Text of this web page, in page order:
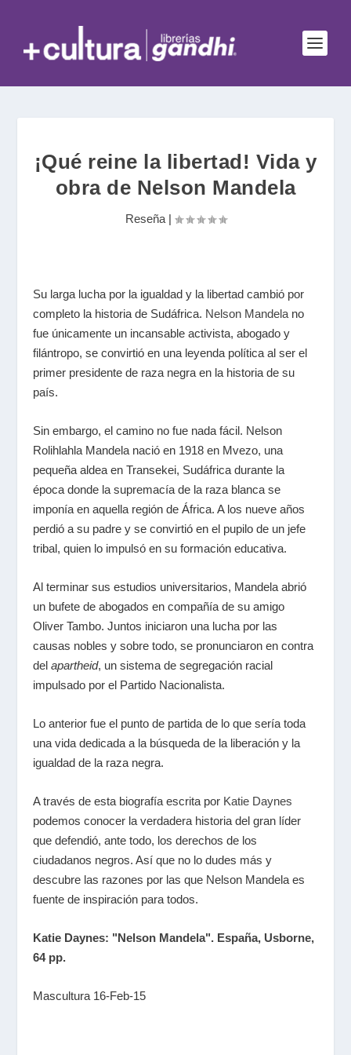
¡Qué reine la libertad! Vida y
obra de Nelson Mandela
Reseña|
Su larga lucha por la igualdad y la libertad cambió por
completo la historia de Sudáfrica. Nelson Mandela no
fue únicamente un incansable activista, abogado y
filántropo, se convirtió en una leyenda política al ser el
primer presidente de raza negra en la historia de su
país.
Sin embargo, el camino no fue nada fácil. Nelson
Rolihlahla Mandela nació en 1918 en Mvezo, una
pequeña aldea en Transekei, Sudáfrica durante la
época donde la supremacía de la raza blanca se
imponía en aquella región de África. A los nueve años
perdió a su padre y se convirtió en el pupilo de un jefe
tribal, quien lo impulsó en su formación educativa.
Al terminar sus estudios universitarios, Mandela abrió
un bufete de abogados en compañía de su amigo
Oliver Tambo. Juntos iniciaron una lucha por las
causas nobles y sobre todo, se pronunciaron en contra
delapartheid, un sistema de segregación racial
impulsado por el Partido Nacionalista.
Lo anterior fue el punto de partida de lo que sería toda
una vida dedicada a la búsqueda de la liberación y la
igualdad de la raza negra.
A través de esta biografía escrita por Katie Daynes
podemos conocer la verdadera historia del gran líder
que defendió, ante todo, los derechos de los
ciudadanos negros. Así que no lo dudes más y
descubre las razones por las que Nelson Mandela es
fuente de inspiración para todos.
Katie Daynes: "Nelson Mandela". España, Usborne,
64 pp.
Mascultura 16-Feb-15